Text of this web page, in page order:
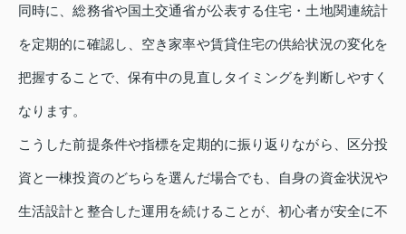
同時に、総務省や国土交通省が公表する住宅・土地関連統計
を定期的に確認し、空き家率や賃貸住宅の供給状況の変化を
把握することで、保有中の見直しタイミングを判断しやすく
なります。
こうした前提条件や指標を定期的に振り返りながら、区分投
資と一棟投資のどちらを選んだ場合でも、自身の資金状況や
生活設計と整合した運用を続けることが、初心者が安全に不